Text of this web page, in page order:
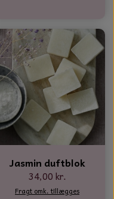
Jasmin duftblok
34,00 kr.
Fragt omk. tillægges